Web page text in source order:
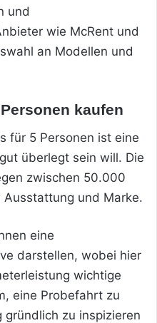
und
wie McRent und
an Modellen und
kaufen
für 5 Personen ist eine
überlegt sein will. Die
zwischen 50.000
und Marke.
eine
darstellen, wobei hier
wichtige
eine Probefahrt zu
gründlich zu inspizieren